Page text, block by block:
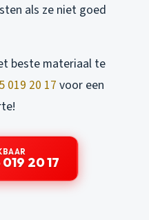
als ze niet goed
beste materiaal te
019 20 17 voor een
20 17